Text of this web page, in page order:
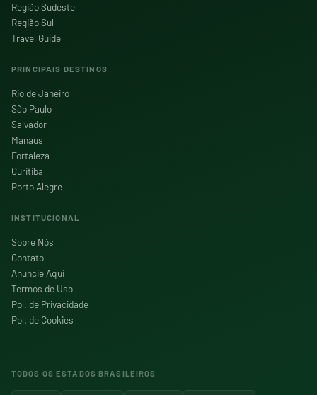
Região Sudeste
Região Sul
Travel Guide
PRINCIPAIS DESTINOS
Rio de Janeiro
São Paulo
Salvador
Manaus
Fortaleza
Curitiba
Porto Alegre
INSTITUCIONAL
Sobre Nós
Contato
Anuncie Aqui
Termos de Uso
Pol. de Privacidade
Pol. de Cookies
TODOS OS ESTADOS BRASILEIROS